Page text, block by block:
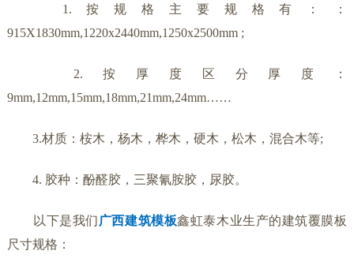
1.按规格主要规格有：：
915X1830mm,1220x2440mm,1250x2500mm ;
2.按厚度区分厚度：
9mm,12mm,15mm,18mm,21mm,24mm……
3.材质：桉木，杨木，桦木，硬木，松木，混合木等;
4. 胶种：酚醛胶，三聚氰胺胶，尿胶。
以下是我们 广西建筑模板鑫虹泰木业生产的建筑覆膜板
尺寸规格：